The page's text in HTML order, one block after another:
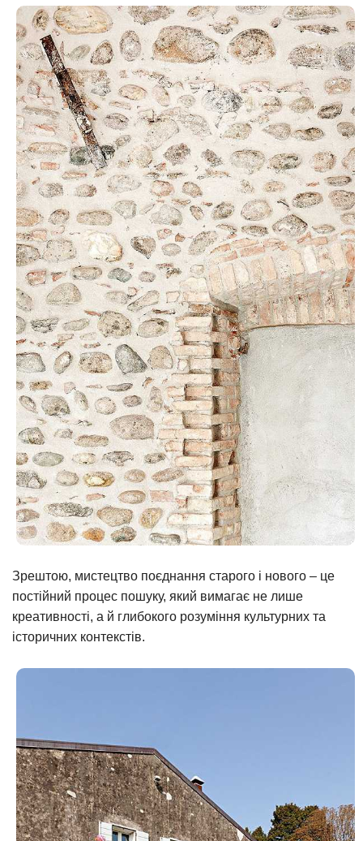
Зрештою, мистецтво поєднання старого і нового – це
постійний процес пошуку, який вимагає не лише
креативності, а й глибокого розуміння культурних та
історичних контекстів.